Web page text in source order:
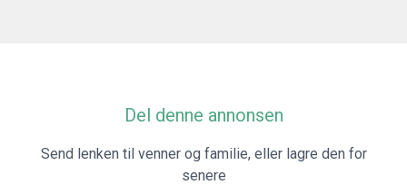
Del denne annonsen
Send lenken til venner og familie, eller lagre den for
senere